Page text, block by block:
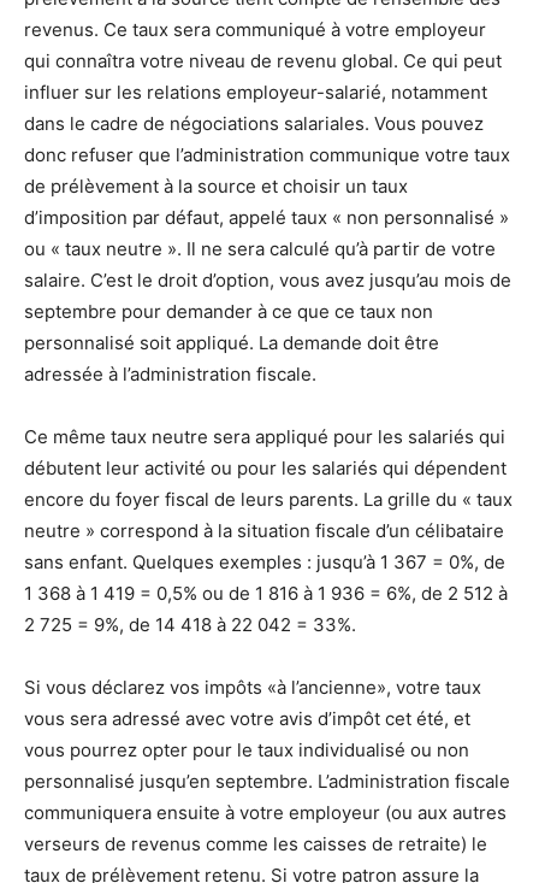
revenus. Ce taux sera communiqué à votre employeur
qui connaîtra votre niveau de revenu global. Ce qui peut
influer sur les relations employeur-salarié, notamment
dans le cadre de négociations salariales. Vous pouvez
donc refuser que l’administration communique votre taux
de prélèvement à la source et choisir un taux
d’imposition par défaut, appelé taux « non personnalisé »
ou « taux neutre ». Il ne sera calculé qu’à partir de votre
salaire. C’est le droit d’option, vous avez jusqu’au mois de
septembre pour demander à ce que ce taux non
personnalisé soit appliqué. La demande doit être
adressée à l’administration fiscale.
Ce même taux neutre sera appliqué pour les salariés qui
débutent leur activité ou pour les salariés qui dépendent
encore du foyer fiscal de leurs parents. La grille du « taux
neutre » correspond à la situation fiscale d’un célibataire
sans enfant. Quelques exemples : jusqu’à 1 367 = 0%, de
1 368 à 1 419 = 0,5% ou de 1 816 à 1 936 = 6%, de 2 512 à
2 725 = 9%, de 14 418 à 22 042 = 33%.
Si vous déclarez vos impôts «à l’ancienne», votre taux
vous sera adressé avec votre avis d’impôt cet été, et
vous pourrez opter pour le taux individualisé ou non
personnalisé jusqu’en septembre. L’administration fiscale
communiquera ensuite à votre employeur (ou aux autres
verseurs de revenus comme les caisses de retraite) le
taux de prélèvement retenu. Si votre patron assure la